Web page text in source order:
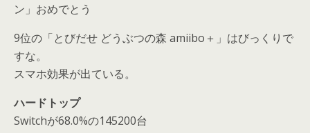
ン」おめでとう
9位の「とびだせ どうぶつの森 amiibo＋」はびっくりで
すな。
スマホ効果が出ている。
ハードトップ
Switchが68.0%の145200台